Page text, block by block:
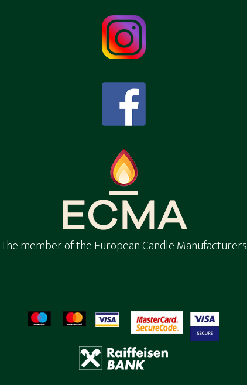
The member of the European Candle Manufacturers